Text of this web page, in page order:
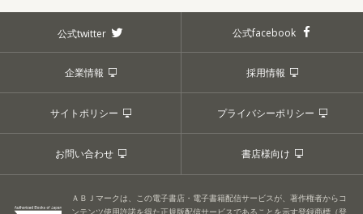
公式twitter 公式facebook
企業情報 採用情報
サイトポリシー プライバシーポリシー
お問い合わせ 書店様向け
ＡＢＪマークは、この電子書店・電子書籍配信サービスが、著作権者からコ
ンテンツ使用許諾を得た正規版配信サービスであることを示す登録商標（登